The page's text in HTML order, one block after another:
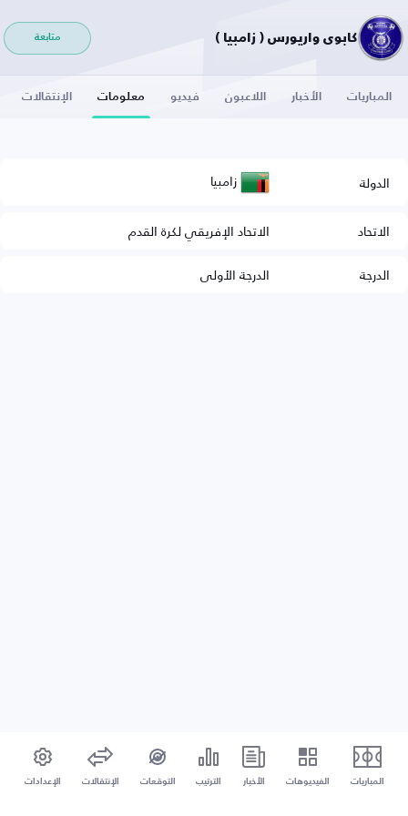
كابوي واريورس ( زامبيا ) متابعة
المباريات الأخبار اللاعبون فيديو معلومات الإنتقالات
الدولة زامبيا
الاتحاد
الاتحاد الإفريقي لكرة القدم
الدرجة
الدرجة الأولى
المباريات الفيديوهات الأخبار الترتيب التوقعات الإنتقالات الإعدادات